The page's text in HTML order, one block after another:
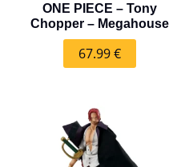
ONE PIECE – Tony
Chopper – Megahouse
67.99€